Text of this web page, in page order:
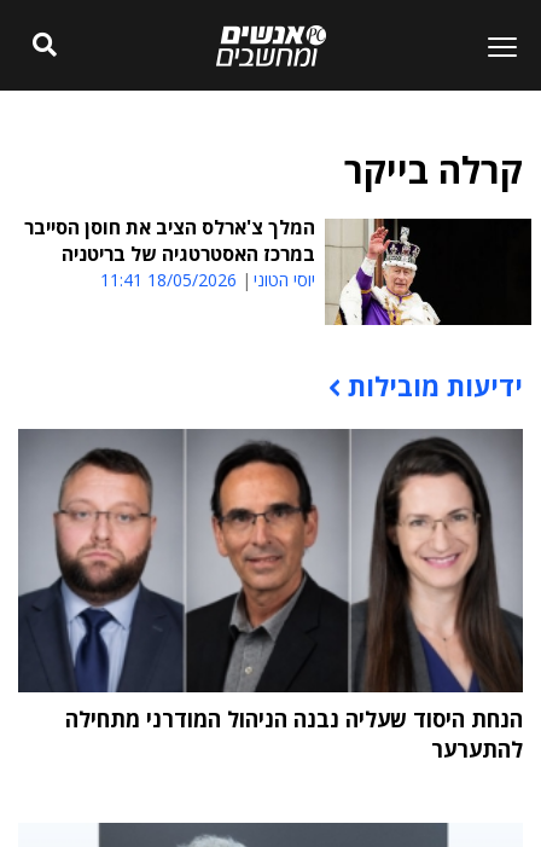
קרלה בייקר
המלך צ'ארלס הציב את חוסן הסייבר
במרכז האסטרטגיה של בריטניה
יוסי הטוני 18/05/2026 11:41
תוכן פרסומי
ידיעות מובילות
הנחת היסוד שעליה נבנה הניהול המודרני מתחילה
להתערער